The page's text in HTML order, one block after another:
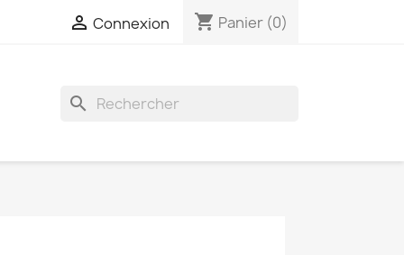
 Connexion shopping_cart Panier (0)
search